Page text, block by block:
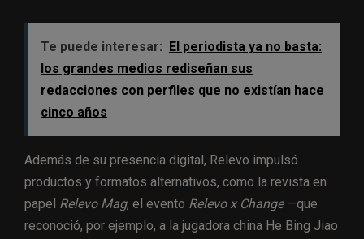
Te puede interesar: El periodista ya no basta:
los grandes medios rediseñan sus
redacciones con perfiles que no existían hace
cinco años
Además de su presencia digital, Relevo impulsó
productos y formatos alternativos, como la revista en
papel Relevo Mag, el evento Relevo x Change—que
reconoció, por ejemplo, a la jugadora china He Bing Jiao